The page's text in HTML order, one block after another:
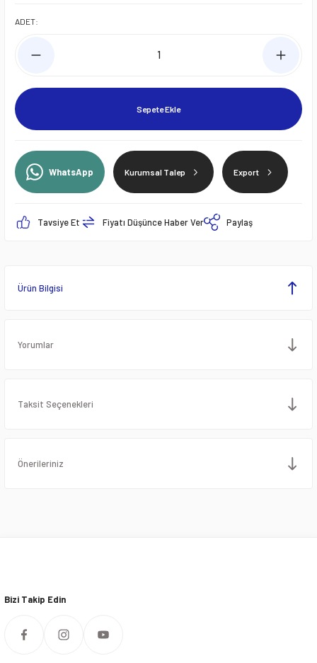
ADET:
Sepete Ekle
WhatsApp Kurumsal Talep Export
Tavsiye Et Fiyatı Düşünce Haber Ver Paylaş
Ürün Bilgisi
Yorumlar
Taksit Seçenekleri
Önerileriniz
Bizi Takip Edin